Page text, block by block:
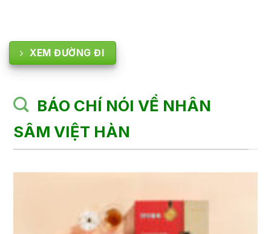
XEM ĐƯỜNG ĐI
BÁO CHÍ NÓI VỀ NHÂN
SÂM VIỆT HÀN